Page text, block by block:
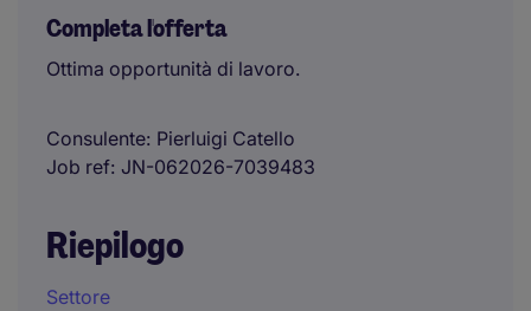
Completa l'offerta
Ottima opportunità di lavoro.
Consulente Pierluigi Catello
Job ref JN-062026-7039483
Riepilogo
Settore